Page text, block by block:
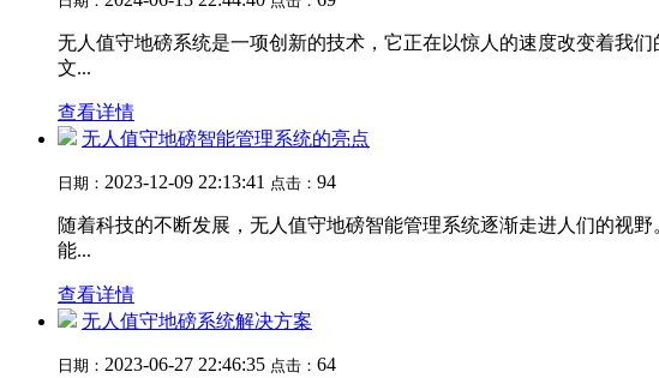
无人值守地磅系统是一项创新的技术，它正在以惊人的速度改变着我
文...
查看详情
无人值守地磅智能管理系统的亮点
日期： 2023-12-09 22:13:41 点击： 94
随着科技的不断发展，无人值守地磅智能管理系统逐渐走进人们的视
能...
查看详情
无人值守地磅系统解决方案
日期： 2023-06-27 22:46:35 点击： 64